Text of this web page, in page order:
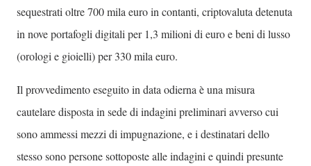
sequestrati oltre 700 mila euro in contanti, criptovaluta detenuta
in nove portafogli digitali per 1,3 milioni di euro e beni di lusso
(orologi e gioielli) per 330 mila euro.
Il provvedimento eseguito in data odierna è una misura
cautelare disposta in sede di indagini preliminari avverso cui
sono ammessi mezzi di impugnazione, e i destinatari dello
stesso sono persone sottoposte alle indagini e quindi presunte